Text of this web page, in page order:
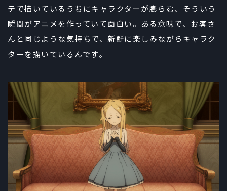
テで描いているうちにキャラクターが膨らむ、そういう
瞬間がアニメを作っていて面白い。ある意味で、お客さ
んと同じような気持ちで、新鮮に楽しみながらキャラク
ターを描いているんです。